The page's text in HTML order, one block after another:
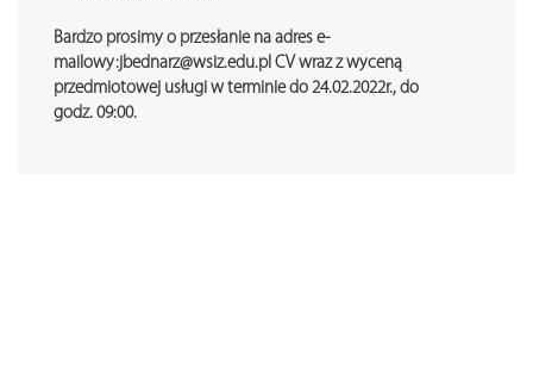
Bardzo prosimy o przesłanie na adres e-
mailowy:jbednarz@wsiz.edu.pl CV wraz z wyceną
przedmiotowej usługi w terminie do 24.02.2022r., do
godz. 09:00.